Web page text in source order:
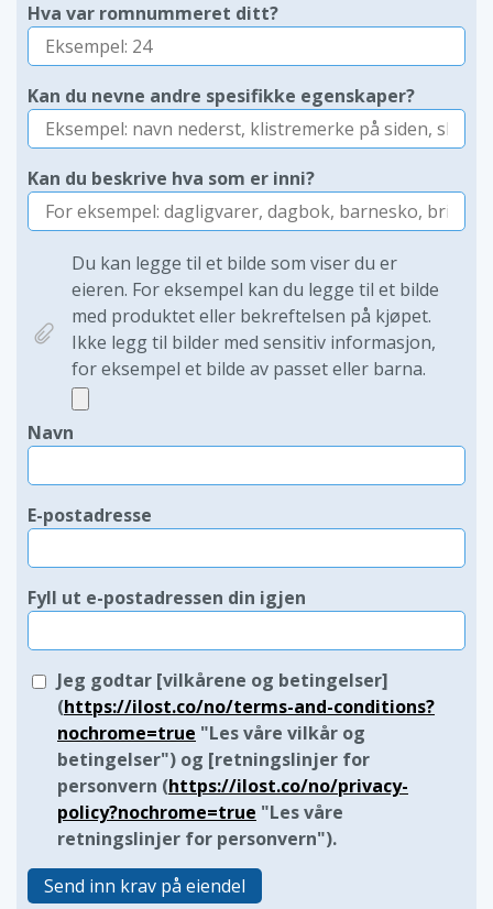
Hva var romnummeret ditt?
Kan du nevne andre spesifikke egenskaper?
Kan du beskrive hva som er inni?
Du kan legge til et bilde som viser du er
eieren. For eksempel kan du legge til et bilde
med produktet eller bekreftelsen på kjøpet.
Ikke legg til bilder med sensitiv informasjon,
for eksempel et bilde av passet eller barna.
Navn
E-postadresse
Fyll ut e-postadressen din igjen
Jeg godtar [vilkårene og betingelser]
(https://ilost.co/no/terms-and-conditions?
nochrome=true "Les våre vilkår og
betingelser") og [retningslinjer for
personvern (https://ilost.co/no/privacy-
policy?nochrome=true "Les våre
retningslinjer for personvern").
Send inn krav på eiendel